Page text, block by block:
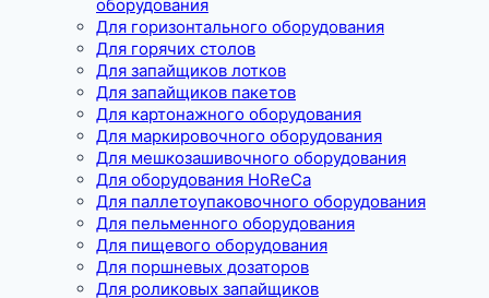
оборудования
Для горизонтального оборудования
Для горячих столов
Для запайщиков лотков
Для запайщиков пакетов
Для картонажного оборудования
Для маркировочного оборудования
Для мешкозашивочного оборудования
Для оборудования HoReCa
Для паллетоупаковочного оборудования
Для пельменного оборудования
Для пищевого оборудования
Для поршневых дозаторов
Для роликовых запайщиков